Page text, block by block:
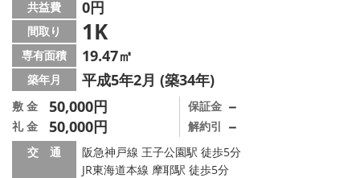
共益費 0円
間取り 1K
専有面積 19.47㎡
築年月 平成5年2月 (築34年)
敷 金 50,000円
礼 金 50,000円
保証金 －
解約引 －
交 通
阪急神戸線 王子公園駅 徒歩5分
JR東海道本線 摩耶駅 徒歩5分